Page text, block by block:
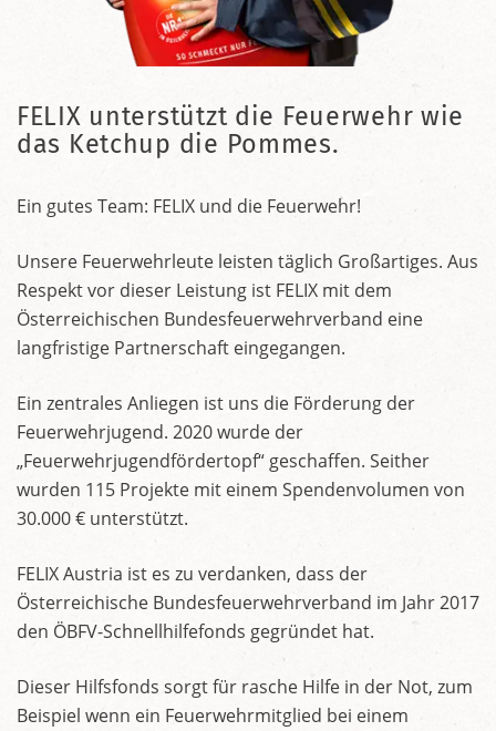
FELIX unterstützt die Feuerwehr wie
das Ketchup die Pommes.
Ein gutes Team: FELIX und die Feuerwehr!
Unsere Feuerwehrleute leisten täglich Großartiges. Aus
Respekt vor dieser Leistung ist FELIX mit dem
Österreichischen Bundesfeuerwehrverband eine
langfristige Partnerschaft eingegangen.
Ein zentrales Anliegen ist uns die Förderung der
Feuerwehrjugend. 2020 wurde der
„Feuerwehrjugendfördertopf“ geschaffen. Seither
wurden 115 Projekte mit einem Spendenvolumen von
30.000 € unterstützt.
FELIX Austria ist es zu verdanken, dass der
Österreichische Bundesfeuerwehrverband im Jahr 2017
den ÖBFV-Schnellhilfefonds gegründet hat.
Dieser Hilfsfonds sorgt für rasche Hilfe in der Not, zum
Beispiel wenn ein Feuerwehrmitglied bei einem